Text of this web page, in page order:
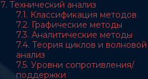
7. Технический анализ
7.1. Классификация методов
7.2. Графические методы
7.3. Аналитические методы
7.4. Теория циклов и волновой
анализ
7.5. Уровни сопротивления/
поддержки